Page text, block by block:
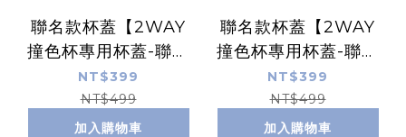
聯名款杯蓋【2WAY
撞色杯專用杯蓋-聯名
款 】87小兔與恐龍
+奶油黃杯蓋
NT$399
NT$499
加入購物車
聯名款杯蓋【2WAY
撞色杯專用杯蓋-聯名
款 】KurtWu愛心人
＋杏仁茶白灰杯蓋
NT$399
NT$499
加入購物車